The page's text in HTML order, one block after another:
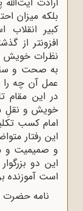
بلکه میزان
کبیر انقلاب
افزونتر از
نظرات خویش
به صحت و
عمل آن چه را
در این
خویش و نقلِ
امام کسب
این رفتار
و صمیمیت و
این دو
است آموزنده
نامه حضرت